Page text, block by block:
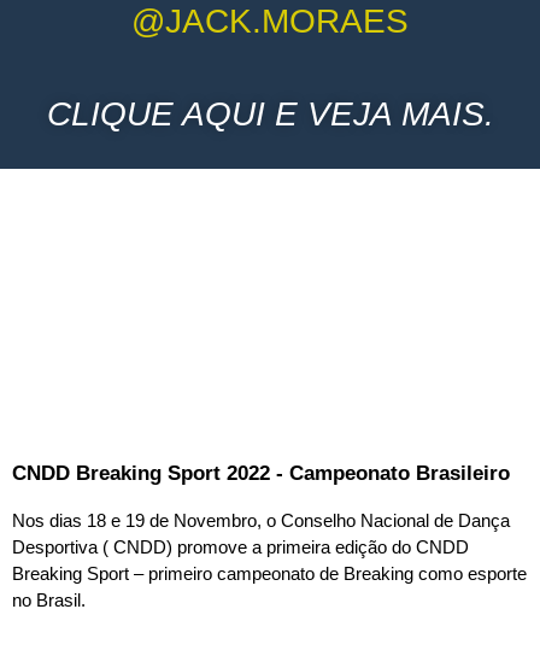
@JACK.MORAES
CLIQUE AQUI E VEJA MAIS.
CNDD Breaking Sport 2022 - Campeonato Brasileiro
Nos dias 18 e 19 de Novembro, o Conselho Nacional de Dança
Desportiva ( CNDD) promove a primeira edição do CNDD
Breaking Sport – primeiro campeonato de Breaking como esporte
no Brasil.